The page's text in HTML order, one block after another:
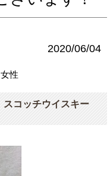
2020/06/04
女性
コッチウイスキー